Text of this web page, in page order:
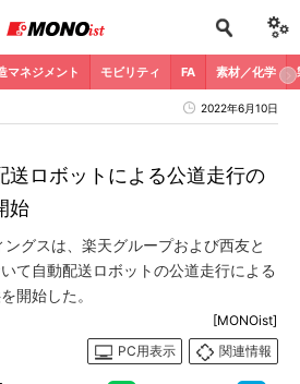
マネジメント モビリティ FA 素材／化学
2022年6月10日
送ロボットによる公道走行の
始
グスは、楽天グループおよび西友と
て自動配送ロボットの公道走行による
開始した。
[MONOist]
PC用表示
関連情報